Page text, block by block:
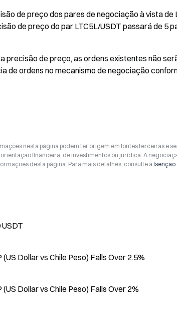
de preço dos pares de negociação à vista de
de preço do par LTC5L/USDT passará de 5
precisão de preço, as ordens existentes não
de ordens no mecanismo de negociação
nesta página podem ter origem em fontes terceiras e
financeira, de investimentos ou jurídica. A
desta página. Para mais detalhes, consulte a Isenção
Dollar vs Chile Peso) Falls Over 2.5%
Dollar vs Chile Peso) Falls Over 2%